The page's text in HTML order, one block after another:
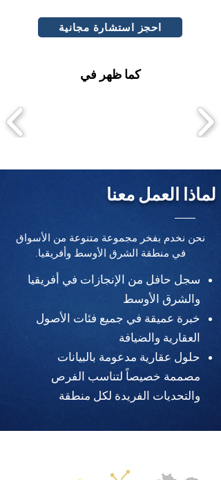
احجز استشارة مجانية
كما ظهر في
لماذا العمل معنا
نحن نخدم بفخر مجموعة متنوعة من الأسواق
في منطقة الشرق الأوسط وأفريقيا.
سجل حافل من الإنجازات في أفريقيا
والشرق الأوسط
خبرة عميقة في جميع فئات الأصول
العقارية والضيافة
حلول عقارية مدعومة بالبيانات
مصممة خصيصاً لتناسب الفرص
والتحديات الفريدة لكل منطقة